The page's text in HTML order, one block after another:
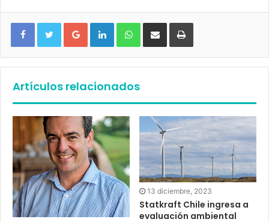
Google+ LinkedIn WhatsApp
Artículos relacionados
13 diciembre, 2023
Statkraft Chile ingresa a
evaluación ambiental